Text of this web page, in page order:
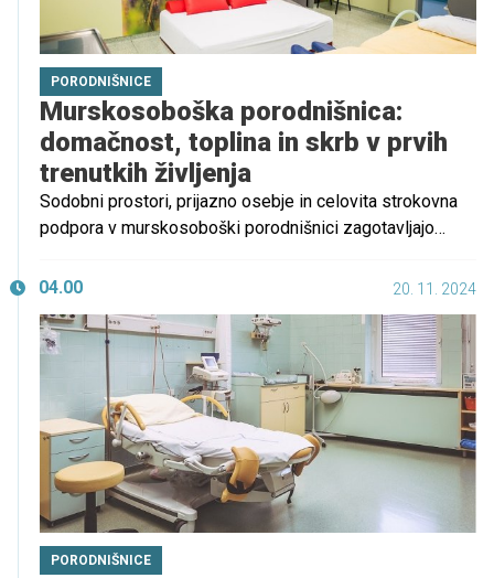
PORODNIŠNICE
Murskosoboška porodnišnica:
domačnost, toplina in skrb v prvih
trenutkih življenja
Sodobni prostori, prijazno osebje in celovita strokovna
podpora v murskosoboški porodnišnici zagotavljajo
družinske trenutke v okolju, ki daje občutek domačnosti
04.00 20. 11. 2024
PORODNIŠNICE